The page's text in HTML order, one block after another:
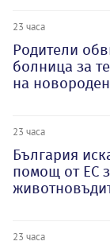
23 часа
Родители
болница за
на
23 часа
България
помощ от ЕС
23 часа